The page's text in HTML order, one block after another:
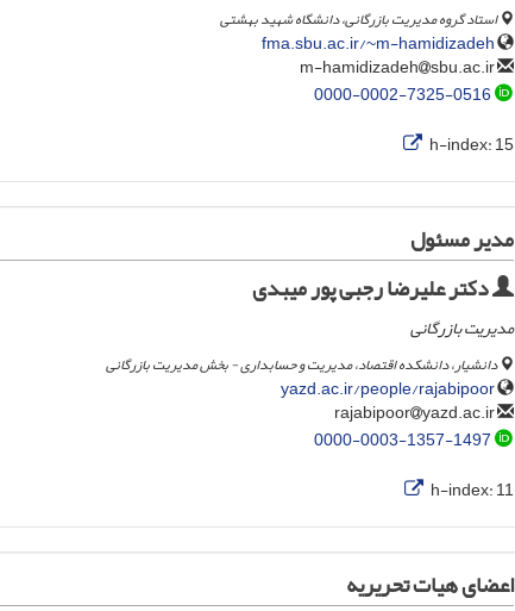
استاد گروه مدیریت بازرگانی، دانشگاه شهید بهشتی
fma.sbu.ac.ir/~m-hamidizadeh
sbu.ac.ir
0000-0002-7325-0516
h-index:15
مدیر مسئول
دکتر علیرضا رجبی‌ پور میبدی
مدیریت بازرگانی
دانشیار، دانشکده اقتصاد، مدیریت و حسابداری - بخش مدیریت بازرگانی
yazd.ac.ir/people/rajabipoor
yazd.ac.ir
0000-0003-1357-1497
h-index:11
اعضای هیات تحریریه